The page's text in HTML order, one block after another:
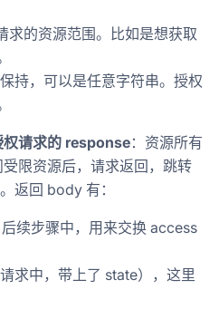
求的资源范围。比如是想获取
持，可以是任意字符串。授权
权请求的 response：资源所有
限资源后，请求返回，跳转
返回 body 有：
续步骤中，用来交换 access
求中，带上了 state），这里